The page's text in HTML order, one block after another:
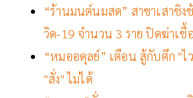
“ร้านมนต์นมสด” สาขาเสาชิ
วิด-19 จำนวน 3 ราย ปิดฆ่าเชื้อ
“หมออดุลย์” เตือน สู้กับศึก "ไ
"สั่ง" ไม่ได้